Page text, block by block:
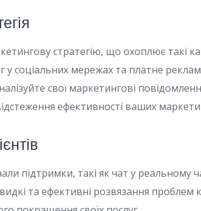
стратегію, що охоплює такі
у соціальних мережах та платне
свої маркетингові
ефективності ваших
підтримки, такі як чат у реальному
та ефективні розвязання проблем